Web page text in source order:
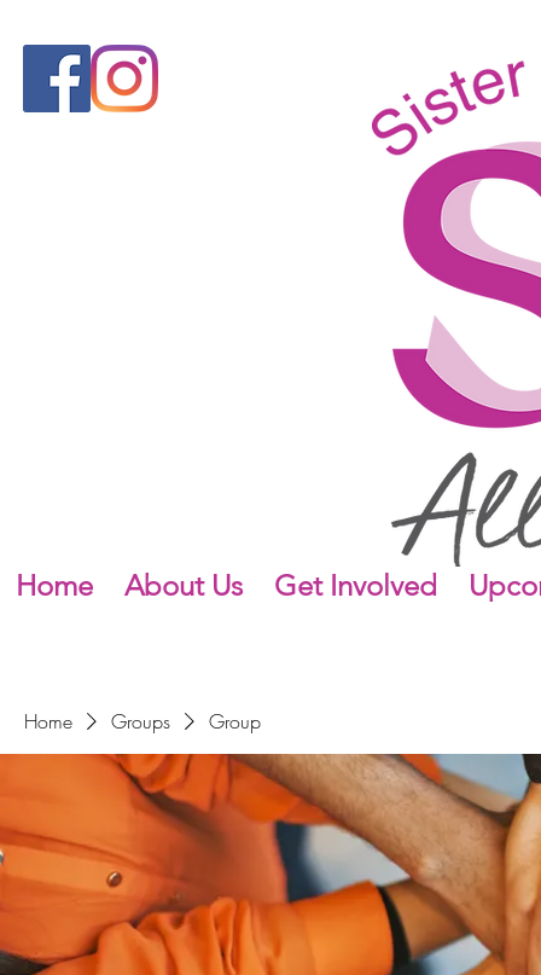
Home About Us Get Involved
Home Groups Group